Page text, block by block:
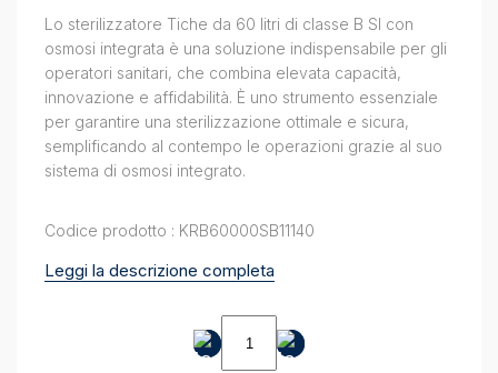
Lo sterilizzatore Tiche da 60 litri di classe B SI con
osmosi integrata è una soluzione indispensabile per gli
operatori sanitari, che combina elevata capacità,
innovazione e affidabilità. È uno strumento essenziale
per garantire una sterilizzazione ottimale e sicura,
semplificando al contempo le operazioni grazie al suo
sistema di osmosi integrato.
Codice prodotto : KRB60000SB11140
Leggi la descrizione completa
Sterilizzatore